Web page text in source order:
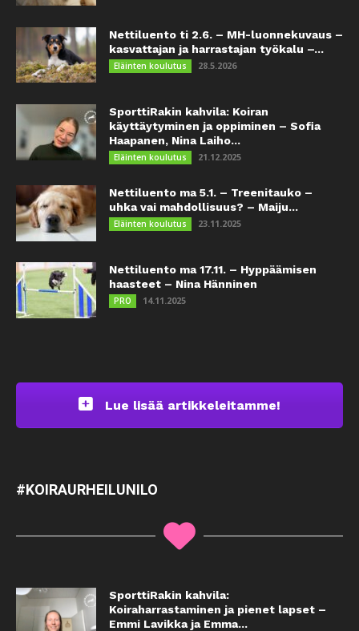
Nettiluento ti 2.6. – MH-luonnekuvaus –
kasvattajan ja harrastajan työkalu –...
Eläinten koulutus 28.5.2026
SporttiRakin kahvila: Koiran
käyttäytyminen ja oppiminen – Sofia
Haapanen, Nina Laiho...
Eläinten koulutus 21.12.2025
Nettiluento ma 5.1. – Treenitauko –
uhka vai mahdollisuus? – Maiju...
Eläinten koulutus 23.11.2025
Nettiluento ma 17.11. – Hyppäämisen
haasteet – Nina Hänninen
PRO 14.11.2025
Lue lisää artikkeleitamme!
#KOIRAURHEILUNILO
SporttiRakin kahvila:
Koiraharrastaminen ja pienet lapset –
Emmi Lavikka ja Emma...